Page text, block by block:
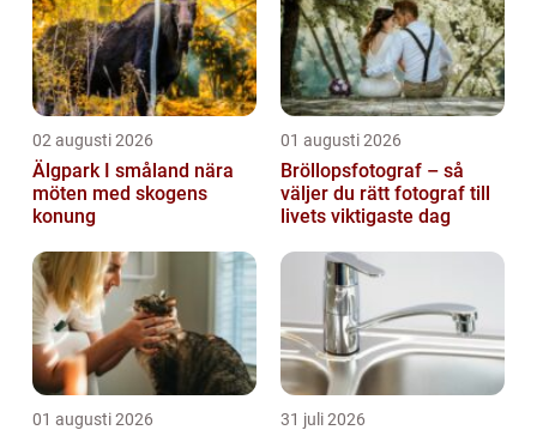
02 augusti 2026
Älgpark I småland nära
möten med skogens
konung
01 augusti 2026
Bröllopsfotograf – så
väljer du rätt fotograf till
livets viktigaste dag
01 augusti 2026 31 juli 2026